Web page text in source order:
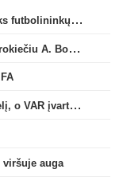
Tarp „Crystal Palace“ ir „Everton“ klubų įvyks futbolininkų mainai
„Man City“ klubas pasiekė susitarimą su marokiečiu A. Bouaddi
Brazilijoje įvartį šventęs žaidėjas įkrito į tunelį, o VAR įvartį atšaukė
viršuje auga